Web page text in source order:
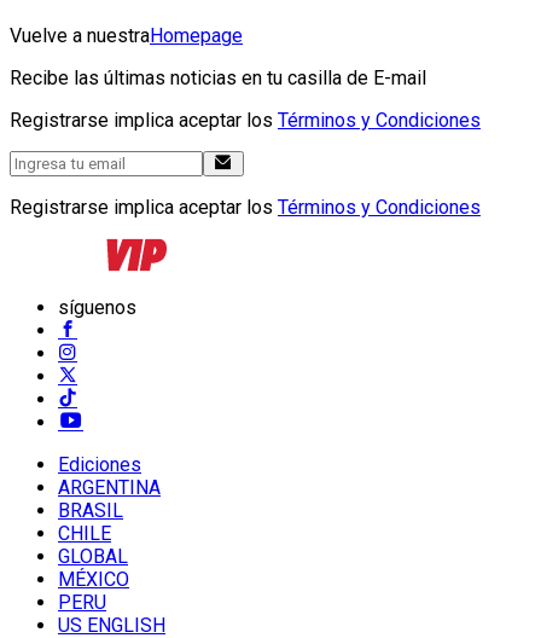
Vuelve a nuestraHomepage
Recibe las últimas noticias en tu casilla de E-mail
Registrarse implica aceptar los Términos y Condiciones
Registrarse implica aceptar los Términos y Condiciones
síguenos
Ediciones
ARGENTINA
BRASIL
CHILE
GLOBAL
MÉXICO
PERU
US ENGLISH